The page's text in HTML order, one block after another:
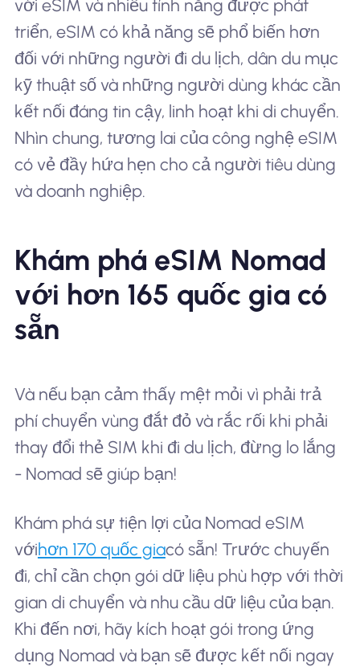
với eSIM và nhiều tính năng được phát
triển, eSIM có khả năng sẽ phổ biến hơn
đối với những người đi du lịch, dân du mục
kỹ thuật số và những người dùng khác cần
kết nối đáng tin cậy, linh hoạt khi di chuyển.
Nhìn chung, tương lai của công nghệ eSIM
có vẻ đầy hứa hẹn cho cả người tiêu dùng
và doanh nghiệp.
Khám phá eSIM Nomad
với hơn 165 quốc gia có
sẵn
Và nếu bạn cảm thấy mệt mỏi vì phải trả
phí chuyển vùng đắt đỏ và rắc rối khi phải
thay đổi thẻ SIM khi đi du lịch, đừng lo lắng
- Nomad sẽ giúp bạn!
Khám phá sự tiện lợi của Nomad eSIM
vớihơn 170 quốc giacó sẵn! Trước chuyến
đi, chỉ cần chọn gói dữ liệu phù hợp với thời
gian di chuyển và nhu cầu dữ liệu của bạn.
Khi đến nơi, hãy kích hoạt gói trong ứng
dụng Nomad và bạn sẽ được kết nối ngay